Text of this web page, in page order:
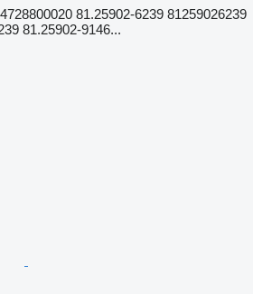
81.25902-6239 81259026239
81.25902-9146...